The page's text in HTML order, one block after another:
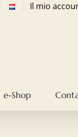
Il mio
e-Shop